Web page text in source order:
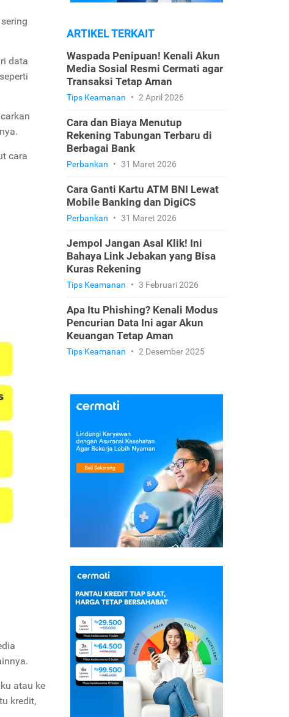
data
cara
atau ke
kredit,
ARTIKEL TERKAIT
Waspada Penipuan! Kenali Akun
Media Sosial Resmi Cermati agar
Transaksi Tetap Aman
Tips Keamanan • 2 April 2026
Cara dan Biaya Menutup
Rekening Tabungan Terbaru di
Berbagai Bank
Perbankan • 31 Maret 2026
Cara Ganti Kartu ATM BNI Lewat
Mobile Banking dan DigiCS
Perbankan • 31 Maret 2026
Jempol Jangan Asal Klik! Ini
Bahaya Link Jebakan yang Bisa
Kuras Rekening
Tips Keamanan • 3 Februari 2026
Apa Itu Phishing? Kenali Modus
Pencurian Data Ini agar Akun
Keuangan Tetap Aman
Tips Keamanan • 2 Desember 2025